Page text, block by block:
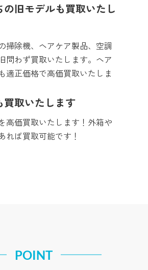
旧モデルも買取いたし
掃除機、ヘアケア製品、空調
問わず買取いたします。ヘア
適正価格で高価買取いたしま
取いたします
高価買取いたします！外箱や
れば買取可能です！
POINT